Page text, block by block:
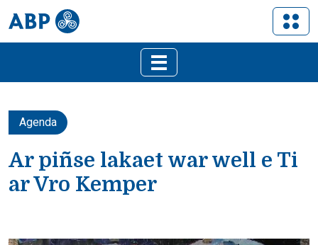
Agenda
Ar piñse lakaet war well e Ti
ar Vro Kemper